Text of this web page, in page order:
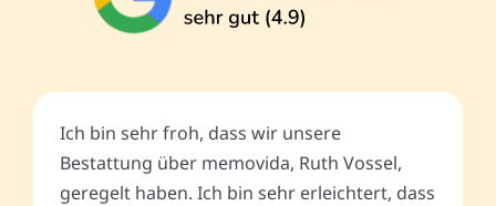
Ich bin sehr froh, dass wir unsere
Bestattung über memovida, Ruth Vossel,
geregelt haben. Ich bin sehr erleichtert, dass